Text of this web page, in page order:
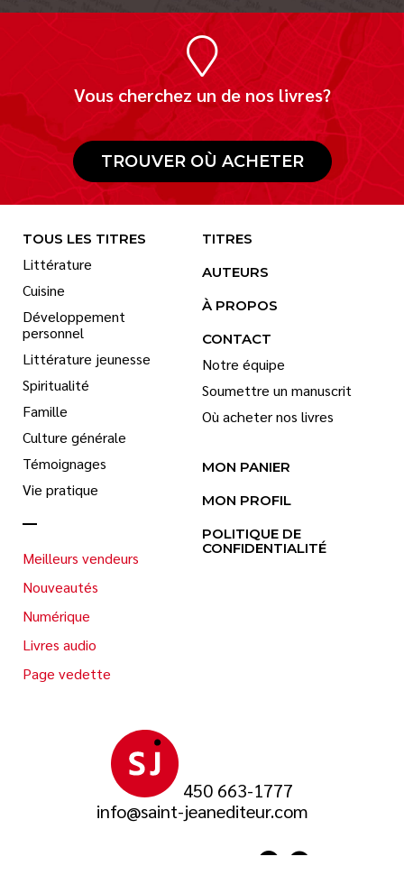
Vous cherchez un de nos livres?
TROUVER OÙ ACHETER
450 663-1777
info@saint-jeanediteur.com
TOUS LES TITRES
Littérature
Cuisine
Développement
personnel
Littérature jeunesse
Spiritualité
Famille
Culture générale
Témoignages
Vie pratique
Meilleurs vendeurs
Nouveautés
Numérique
Livres audio
Page vedette
TITRES
AUTEURS
À PROPOS
CONTACT
Notre équipe
Soumettre un manuscrit
Où acheter nos livres
MON PANIER
MON PROFIL
POLITIQUE DE
CONFIDENTIALITÉ